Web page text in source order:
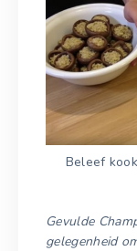
Beleef
Gevulde
gelegenheid